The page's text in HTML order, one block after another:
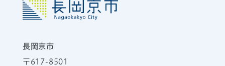
長岡京市
〒617-8501